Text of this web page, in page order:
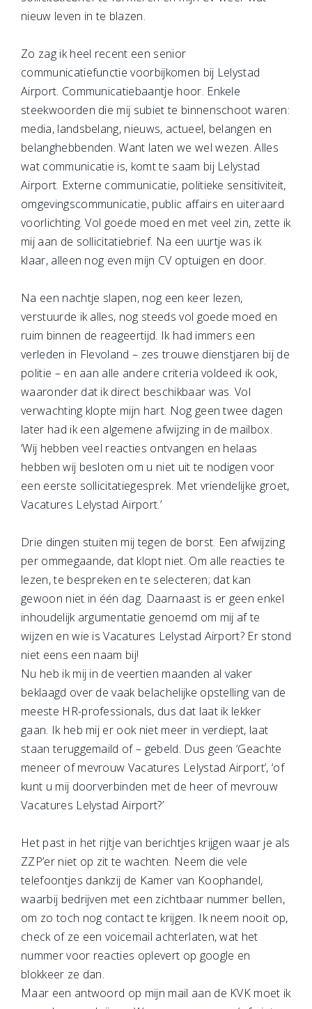
nieuw leven in te blazen.
Zo zag ik heel recent een senior
communicatiefunctie voorbijkomen bij Lelystad
Airport. Communicatiebaantje hoor. Enkele
steekwoorden die mij subiet te binnenschoot waren:
media, landsbelang, nieuws, actueel, belangen en
belanghebbenden. Want laten we wel wezen. Alles
wat communicatie is, komt te saam bij Lelystad
Airport. Externe communicatie, politieke sensitiviteit,
omgevingscommunicatie, public affairs en uiteraard
voorlichting. Vol goede moed en met veel zin, zette ik
mij aan de sollicitatiebrief. Na een uurtje was ik
klaar, alleen nog even mijn CV optuigen en door.
Na een nachtje slapen, nog een keer lezen,
verstuurde ik alles, nog steeds vol goede moed en
ruim binnen de reageertijd. Ik had immers een
verleden in Flevoland – zes trouwe dienstjaren bij de
politie – en aan alle andere criteria voldeed ik ook,
waaronder dat ik direct beschikbaar was. Vol
verwachting klopte mijn hart. Nog geen twee dagen
later had ik een algemene afwijzing in de mailbox.
‘Wij hebben veel reacties ontvangen en helaas
hebben wij besloten om u niet uit te nodigen voor
een eerste sollicitatiegesprek. Met vriendelijke groet,
Vacatures Lelystad Airport.’
Drie dingen stuiten mij tegen de borst. Een afwijzing
per ommegaande, dat klopt niet. Om alle reacties te
lezen, te bespreken en te selecteren; dat kan
gewoon niet in één dag. Daarnaast is er geen enkel
inhoudelijk argumentatie genoemd om mij af te
wijzen en wie is Vacatures Lelystad Airport? Er stond
niet eens een naam bij!
Nu heb ik mij in de veertien maanden al vaker
beklaagd over de vaak belachelijke opstelling van de
meeste HR-professionals, dus dat laat ik lekker
gaan. Ik heb mij er ook niet meer in verdiept, laat
staan teruggemaild of – gebeld. Dus geen ‘Geachte
meneer of mevrouw Vacatures Lelystad Airport’, ‘of
kunt u mij doorverbinden met de heer of mevrouw
Vacatures Lelystad Airport?’
Het past in het rijtje van berichtjes krijgen waar je als
ZZP’er niet op zit te wachten. Neem die vele
telefoontjes dankzij de Kamer van Koophandel,
waarbij bedrijven met een zichtbaar nummer bellen,
om zo toch nog contact te krijgen. Ik neem nooit op,
check of ze een voicemail achterlaten, wat het
nummer voor reacties oplevert op google en
blokkeer ze dan.
Maar een antwoord op mijn mail aan de KVK moet ik